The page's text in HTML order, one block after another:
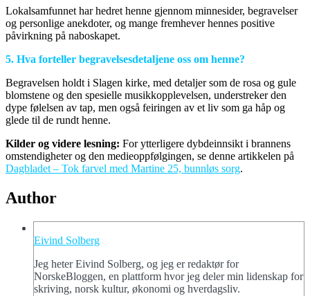
Lokalsamfunnet har hedret henne gjennom minnesider, begravelser
og personlige anekdoter, og mange fremhever hennes positive
påvirkning på naboskapet.
5. Hva forteller begravelsesdetaljene oss om henne?
Begravelsen holdt i Slagen kirke, med detaljer som de rosa og gule
blomstene og den spesielle musikkopplevelsen, understreker den
dype følelsen av tap, men også feiringen av et liv som ga håp og
glede til de rundt henne.
Kilder og videre lesning: For ytterligere dybdeinnsikt i brannens
omstendigheter og den medieoppfølgingen, se denne artikkelen på
Dagbladet – Tok farvel med Martine 25, bunnløs sorg.
Author
Eivind Solberg
Jeg heter Eivind Solberg, og jeg er redaktør for
NorskeBloggen, en plattform hvor jeg deler min lidenskap for
skriving, norsk kultur, økonomi og hverdagsliv.